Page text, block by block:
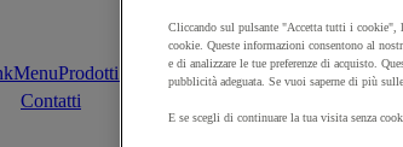
Prodotti sostenibili
Contatti
Cliccando sul pulsante "Accetta tutti i cookie",
cookie. Queste informazioni consentono al
e di analizzare le tue preferenze di acquisto.
pubblicità adeguata. Se vuoi saperne di più
E se scegli di continuare la tua visita senza